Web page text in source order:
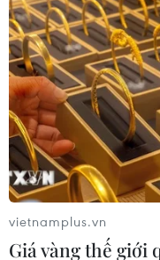
sư, phó giáo sư
25/10/2019 03:50
Hội đồng giáo sư
đồng chức danh giáo
viên để xét công
sư, phó giáo sư năm
vietnamplus.vn
Giá vàng thế giới